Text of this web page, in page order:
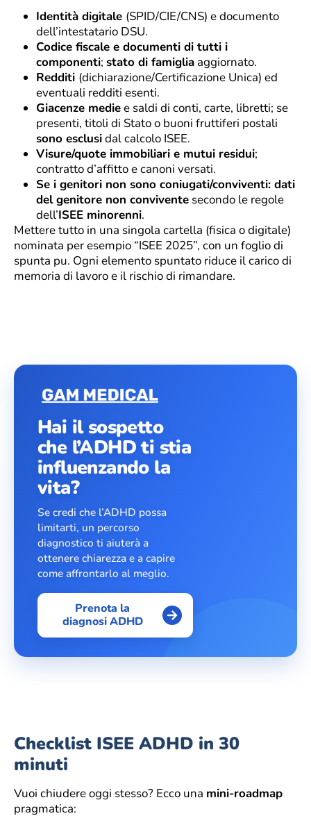
Identità digitale (SPID/CIE/CNS) e documento
dell’intestatario DSU.
Codice fiscale e documenti di tutti i
componenti; stato di famiglia aggiornato.
Redditi (dichiarazione/Certificazione Unica) ed
eventuali redditi esenti.
Giacenze mediee saldi di conti, carte, libretti; se
presenti, titoli di Stato o buoni fruttiferi postali
sono esclusidal calcolo ISEE.
Visure/quote immobiliari e mutui residui;
contratto d’affitto e canoni versati.
Se i genitori non sono coniugati/conviventi: dati
del genitore non convivente secondo le regole
dell’ISEE minorenni.
Mettere tutto in una singola cartella (fisica o digitale)
nominata per esempio “ISEE 2025”, con un foglio di
spunta pu. Ogni elemento spuntato riduce il carico di
memoria di lavoro e il rischio di rimandare.
Hai il sospetto
che l’ADHD ti stia
influenzando la
vita?
Se credi che l’ADHD possa
limitarti, un percorso
diagnostico ti aiuterà a
ottenere chiarezza e a capire
come affrontarlo al meglio.
Prenota la
diagnosi ADHD
Checklist ISEE ADHD in 30
minuti
Vuoi chiudere oggi stesso? Ecco una mini-roadmap
pragmatica: